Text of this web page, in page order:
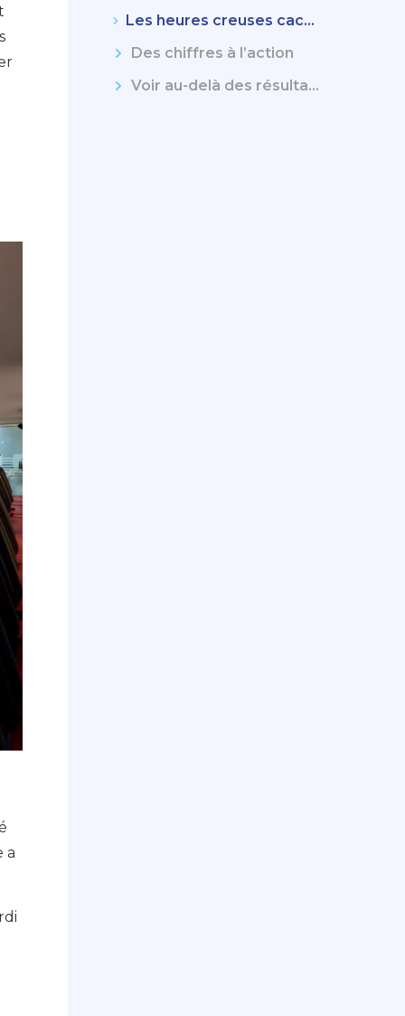
a
Les heures creuses cachent souvent des opportunités
Des chiffres à l’action
Voir au-delà des résultats